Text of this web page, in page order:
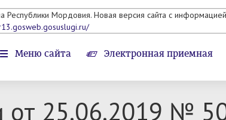
Республики Мордовия. Новая версия сайта с
Меню сайта Электронная приемная
от 25.06.2019 №